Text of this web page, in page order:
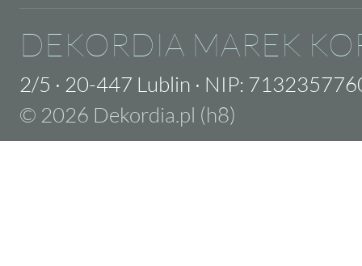
DEKORDIA MAREK
2/5 · 20-447 Lublin · NIP:
© 2026 Dekordia.pl (h8)